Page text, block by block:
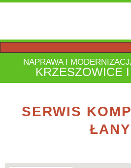
NAPRAWA I
KRZESZOWICE
SERWIS
ŁANY